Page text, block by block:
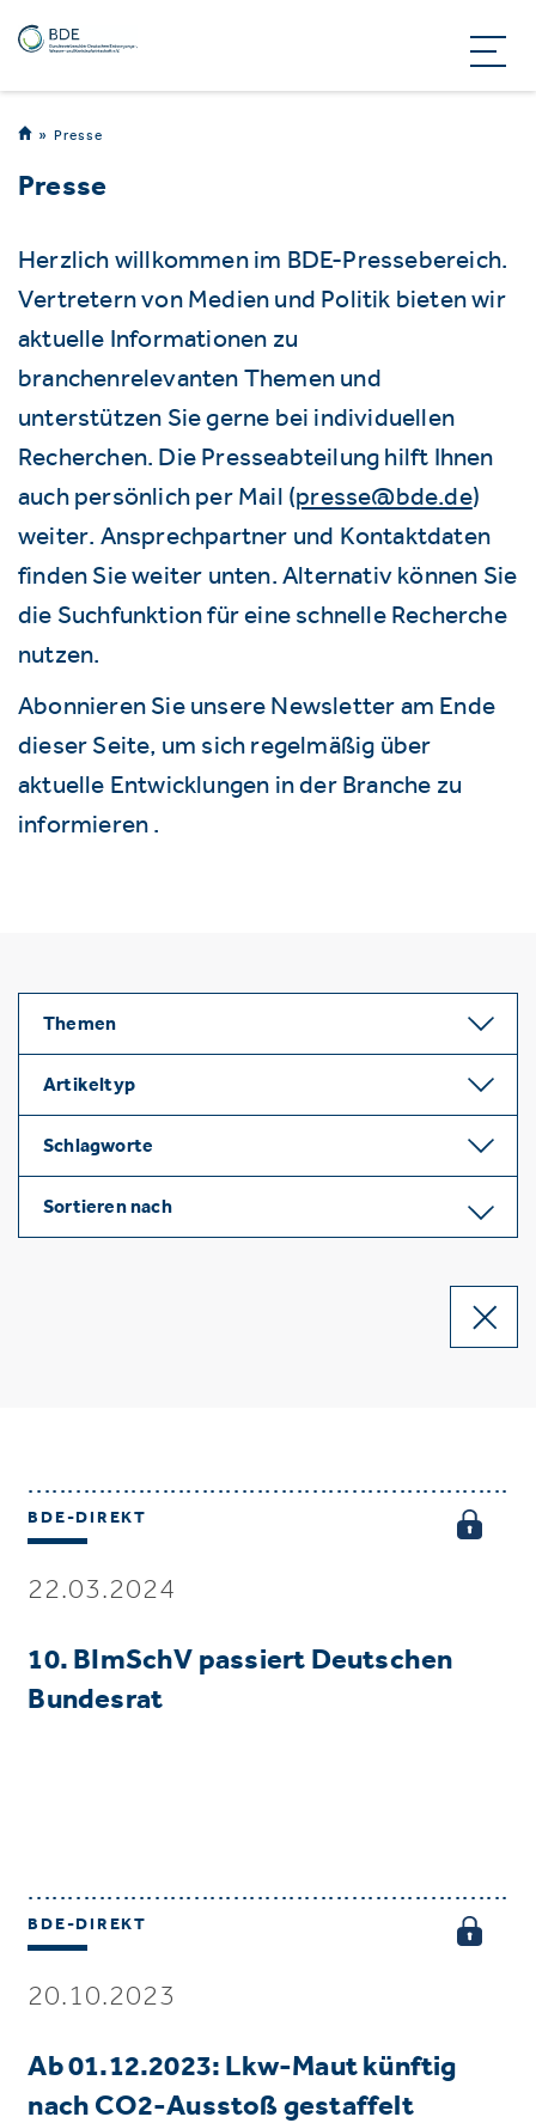
Presse
Presse
Herzlich willkommen im BDE-Pressebereich.
Vertretern von Medien und Politik bieten wir
aktuelle Informationen zu
branchenrelevanten Themen und
unterstützen Sie gerne bei individuellen
Recherchen. Die Presseabteilung hilft Ihnen
auch persönlich per Mail (presse@bde.de)
weiter. Ansprechpartner und Kontaktdaten
finden Sie weiter unten. Alternativ können Sie
die Suchfunktion für eine schnelle Recherche
nutzen.
Abonnieren Sie unsere Newsletter am Ende
dieser Seite, um sich regelmäßig über
aktuelle Entwicklungen in der Branche zu
informieren .
Themen
Artikeltyp
Schlagworte
Sortieren nach
BDE-DIREKT
22.03.2024
10. BImSchV passiert Deutschen
Bundesrat
BDE-DIREKT
20.10.2023
Ab 01.12.2023: Lkw-Maut künftig
nach CO2-Ausstoß gestaffelt